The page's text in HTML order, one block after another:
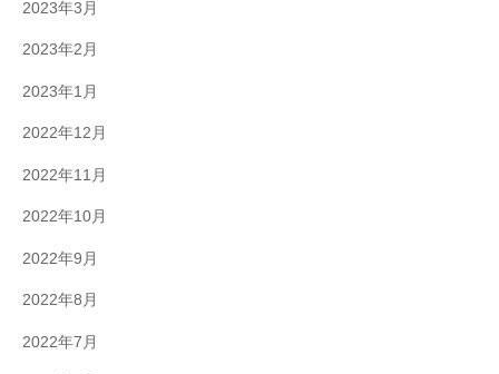
2023年3月
2023年2月
2023年1月
2022年12月
2022年11月
2022年10月
2022年9月
2022年8月
2022年7月